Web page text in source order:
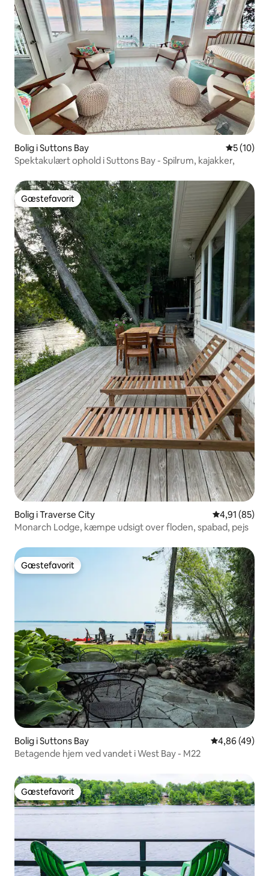
Bolig i Suttons Bay 5 ud af 5 i
5 (10)
Spektakulært ophold i Suttons Bay - Spilrum, kajakker,
Gæstefavorit
Gæstefavorit
Bolig i Traverse City 4,91 ud af 5
4,91 (85)
Monarch Lodge, kæmpe udsigt over floden, spabad, pejs
Gæstefavorit
Gæstefavorit
Bolig i Suttons Bay 4,86 ud af 5 i
4,86 (49)
Betagende hjem ved vandet i West Bay - M22
Gæstefavorit
Gæstefavorit